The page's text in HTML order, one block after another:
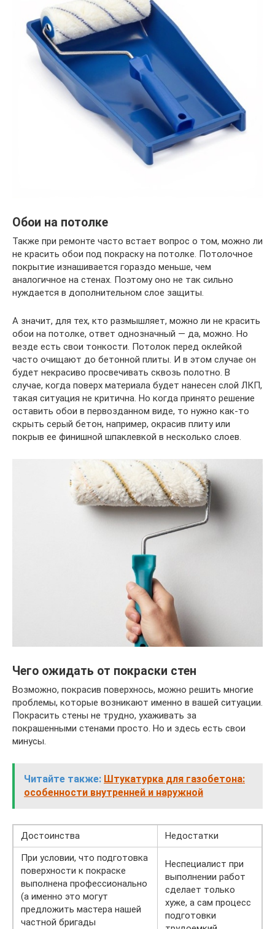
Обои на потолке
Также при ремонте часто встает вопрос о том, можно ли
не красить обои под покраску на потолке. Потолочное
покрытие изнашивается гораздо меньше, чем
аналогичное на стенах. Поэтому оно не так сильно
нуждается в дополнительном слое защиты.
А значит, для тех, кто размышляет, можно ли не красить
обои на потолке, ответ однозначный — да, можно. Но
везде есть свои тонкости. Потолок перед оклейкой
часто очищают до бетонной плиты. И в этом случае он
будет некрасиво просвечивать сквозь полотно. В
случае, когда поверх материала будет нанесен слой ЛКП,
такая ситуация не критична. Но когда принято решение
оставить обои в первозданном виде, то нужно как-то
скрыть серый бетон, например, окрасив плиту или
покрыв ее финишной шпаклевкой в несколько слоев.
Чего ожидать от покраски стен
Возможно, покрасив поверхнось, можно решить многие
проблемы, которые возникают именно в вашей ситуации.
Покрасить стены не трудно, ухаживать за
покрашенными стенами просто. Но и здесь есть свои
минусы.
Читайте также: Штукатурка для газобетона:
особенности внутренней и наружной
Достоинства
Недостатки
При условии, что подготовка
поверхности к покраске
выполнена профессионально
(а именно это могут
предложить мастера нашей
частной бригады
Неспециалист при
выполнении работ
сделает только
хуже, а сам процесс
подготовки